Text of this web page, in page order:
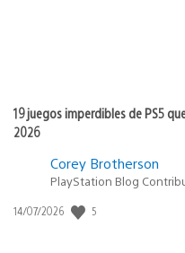
19 juegos imperdibles de PS5
2026
Corey Brotherson
PlayStation Blog
Fecha
14/07/2026 5